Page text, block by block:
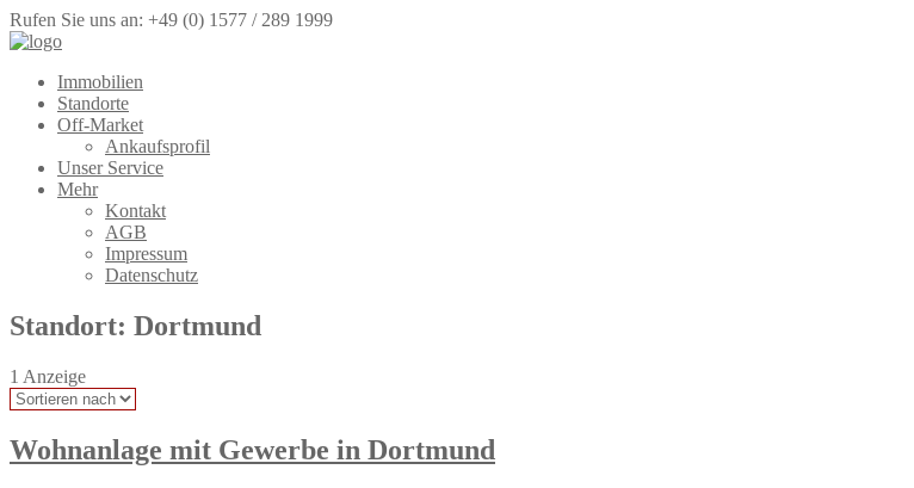
Rufen Sie uns an: +49 (0) 1577 / 289 1999
Immobilien
Standorte
Off-Market
Ankaufsprofil
Unser Service
Mehr
Kontakt
AGB
Impressum
Datenschutz
Standort: Dortmund
1 Anzeige
Wohnanlage mit Gewerbe in Dortmund